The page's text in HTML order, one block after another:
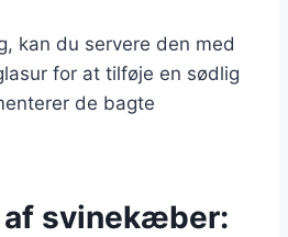
kan du servere den med
for at tilføje en sødlig
de bagte
svinekæber: